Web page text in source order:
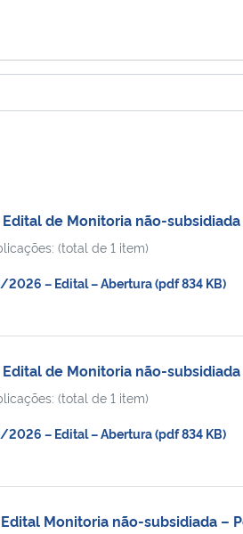
de Monitoria não-
(total de 1 item)
– Edital – Abertura (pdf 834 KB)
de Monitoria não-
(total de 1 item)
– Edital – Abertura (pdf 834 KB)
Monitoria não-subsidiada –